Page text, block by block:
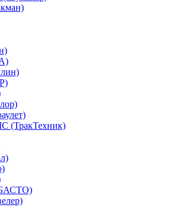
(ТракТехник)